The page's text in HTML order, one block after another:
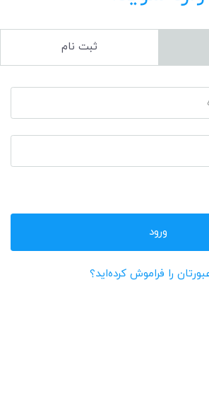
ثبت نام
را فراموش کرده‌اید؟